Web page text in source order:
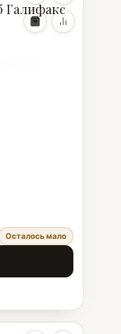
Галифакс
Осталось мало